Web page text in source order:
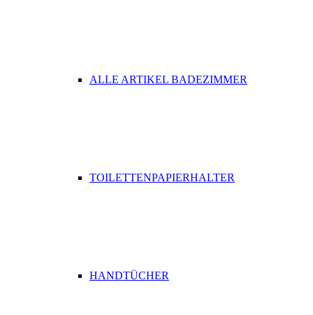
ALLE ARTIKEL BADEZIMMER
TOILETTENPAPIERHALTER
HANDTÜCHER